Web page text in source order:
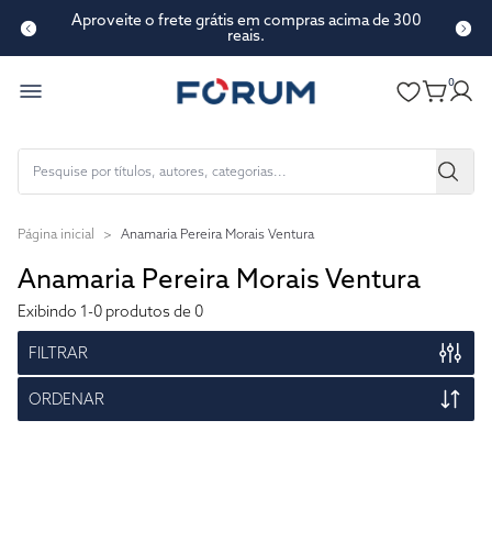
Aproveite o frete grátis em compras acima de 300
reais.
0
Página inicial > Anamaria Pereira Morais Ventura
Anamaria Pereira Morais Ventura
Exibindo 1-0 produtos de 0
FILTRAR
ORDENAR